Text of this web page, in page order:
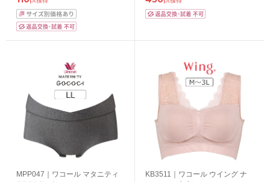
MPP047｜ワコール マタニティ
KB3511｜ワコール ウイング ナ